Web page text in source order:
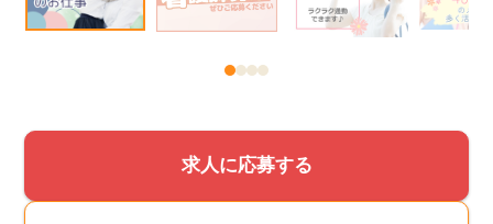
求人に応募する